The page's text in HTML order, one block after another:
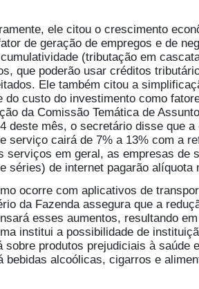
ele citou o crescimento
de geração de empregos e de
(tributação em
que poderão usar créditos
Ele também citou a
do custo do investimento como
da Comissão Temática de
deste mês, o secretário disse que
serviço cairá de 7% a 13% com a
serviços em geral, as empresas de
séries) de internet pagarão alíquota
ocorre com aplicativos de
da Fazenda assegura que a
esses aumentos, resultando
institui a possibilidade de
sobre produtos prejudiciais à saúde
bebidas alcoólicas, cigarros e